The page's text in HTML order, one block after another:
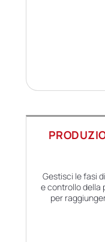
Gestisci le fasi
e controllo della
per